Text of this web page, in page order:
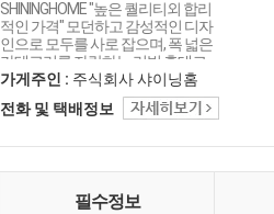
SHININGHOME "높은 퀄리티외 합리
적인 가격" 모던하고 감성적인 디자
인으로 모두를 사로 잡으며, 폭 넓은
카테고리를 자랑하는 리빙 홈데코
인테리어 샤이닝홈입니다.
가게주인 : 주식회사 샤이닝홈
전화 및 택배정보
필수정보